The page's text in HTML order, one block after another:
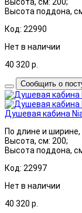
Высота поддона,
Код: 22990
Нет в наличии
40 320 р.
Сообщить о
Душевая кабина
По длине и ширине,
Высота, см: 200;
Высота поддона,
Код: 22997
Нет в наличии
40 320 р.